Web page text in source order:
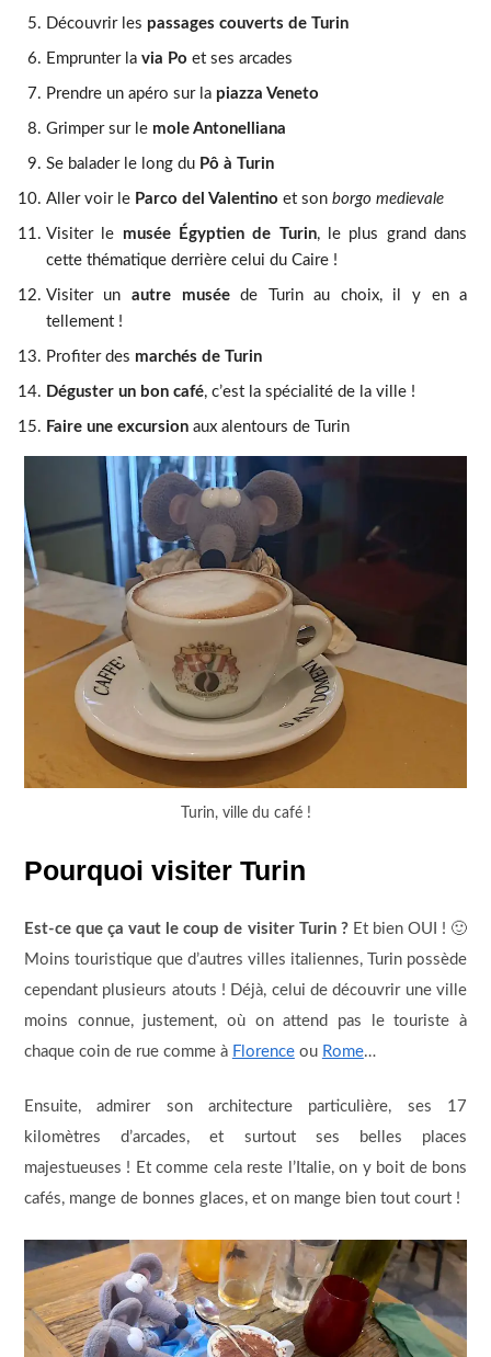
Découvrir les passages couverts de Turin
Emprunter la via Po et ses arcades
Prendre un apéro sur la piazza Veneto
Grimper sur le mole Antonelliana
Se balader le long du Pô à Turin
Aller voir le Parco del Valentino et son borgo medievale
Visiter le musée Égyptien de Turin, le plus grand dans
cette thématique derrière celui du Caire !
Visiter un autre muséede Turin au choix, il y en a
tellement !
Profiter des marchés de Turin
Déguster un bon café, c’est la spécialité de la ville !
Faire une excursionaux alentours de Turin
Turin, ville du café !
Pourquoi visiter Turin
Est-ce que ça vaut le coup de visiter Turin ?Et bien OUI ! 🙂
Moins touristique que d’autres villes italiennes, Turin possède
cependant plusieurs atouts ! Déjà, celui de découvrir une ville
moins connue, justement, où on attend pas le touriste à
chaque coin de rue comme à Florenceou Rome…
Ensuite, admirer son architecture particulière, ses 17
kilomètres d’arcades, et surtout ses belles places
majestueuses ! Et comme cela reste l’Italie, on y boit de bons
cafés, mange de bonnes glaces, et on mange bien tout court !